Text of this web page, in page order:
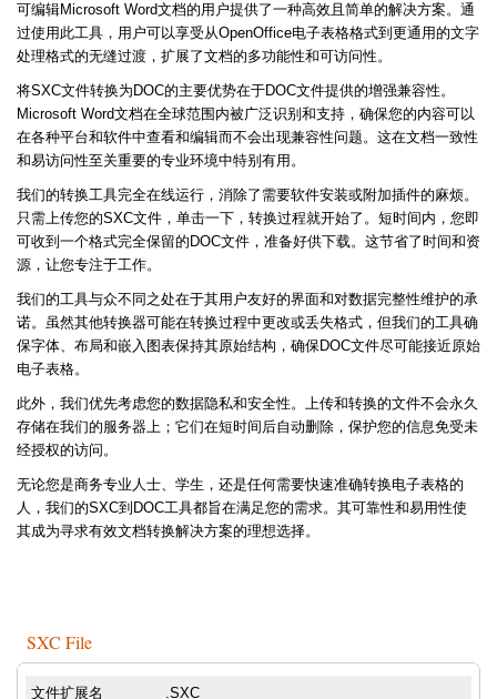
可编辑Microsoft Word文档的用户提供了一种高效且简单的解决方案。通
过使用此工具，用户可以享受从OpenOffice电子表格格式到更通用的文字
处理格式的无缝过渡，扩展了文档的多功能性和可访问性。
将SXC文件转换为DOC的主要优势在于DOC文件提供的增强兼容性。
Microsoft Word文档在全球范围内被广泛识别和支持，确保您的内容可以
在各种平台和软件中查看和编辑而不会出现兼容性问题。这在文档一致性
和易访问性至关重要的专业环境中特别有用。
我们的转换工具完全在线运行，消除了需要软件安装或附加插件的麻烦。
只需上传您的SXC文件，单击一下，转换过程就开始了。短时间内，您即
可收到一个格式完全保留的DOC文件，准备好供下载。这节省了时间和资
源，让您专注于工作。
我们的工具与众不同之处在于其用户友好的界面和对数据完整性维护的承
诺。虽然其他转换器可能在转换过程中更改或丢失格式，但我们的工具确
保字体、布局和嵌入图表保持其原始结构，确保DOC文件尽可能接近原始
电子表格。
此外，我们优先考虑您的数据隐私和安全性。上传和转换的文件不会永久
存储在我们的服务器上；它们在短时间后自动删除，保护您的信息免受未
经授权的访问。
无论您是商务专业人士、学生，还是任何需要快速准确转换电子表格的
人，我们的SXC到DOC工具都旨在满足您的需求。其可靠性和易用性使
其成为寻求有效文档转换解决方案的理想选择。
SXC File
文件扩展名 .SXC